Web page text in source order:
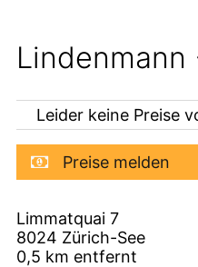
Lindenmann
Leider keine Preise
Preise melden
Limmatquai 7
8024 Zürich-See
0,5 km entfernt